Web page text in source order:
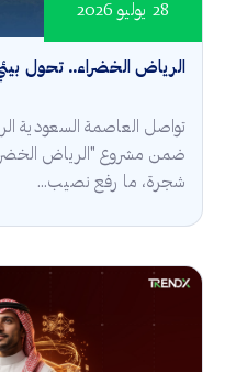
الرياض الخضراء.. تحول
28 يوليو 2026
تواصل العاصمة السعودية
شجرة، ما رفع نصيب...